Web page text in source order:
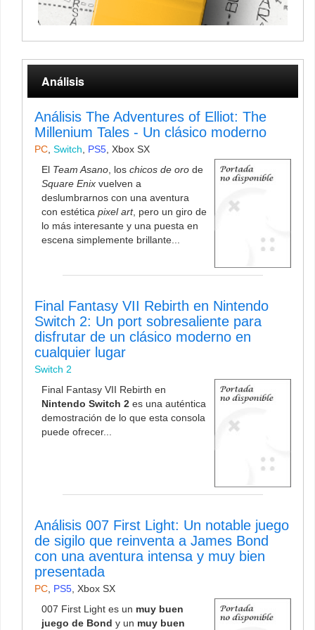
Análisis
Análisis The Adventures of Elliot: The
Millenium Tales - Un clásico moderno
PC, Switch, PS5, Xbox SX
El Team Asano, los chicos de oro de
Square Enix vuelven a
deslumbrarnos con una aventura
con estética pixel art, pero un giro de
lo más interesante y una puesta en
escena simplemente brillante...
Final Fantasy VII Rebirth en Nintendo
Switch 2: Un port sobresaliente para
disfrutar de un clásico moderno en
cualquier lugar
Switch 2
Final Fantasy VII Rebirth en
Nintendo Switch 2 es una auténtica
demostración de lo que esta consola
puede ofrecer...
Análisis 007 First Light: Un notable juego
de sigilo que reinventa a James Bond
con una aventura intensa y muy bien
presentada
PC PS5 Xbox SX
007 First Light es un muy buen
juego de Bond y un muy buen